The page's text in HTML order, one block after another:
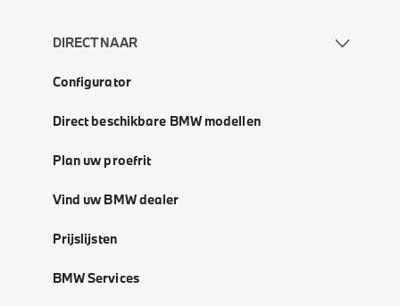
DIRECT NAAR
Configurator
Direct beschikbare BMW modellen
Plan uw proefrit
Vind uw BMW dealer
Prijslijsten
BMW Services